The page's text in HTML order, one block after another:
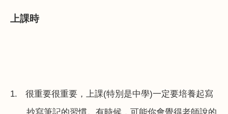
上課時
1. 很重要很重要，上課(特別是中學)一定要培養起寫
抄寫筆記的習慣。有時候，可能你會覺得老師說的